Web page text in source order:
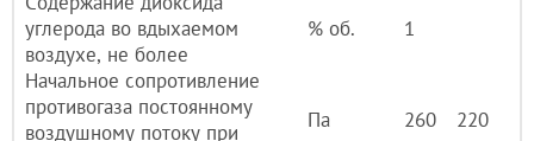
углерода во вдыхаемом
воздухе, не более
% об.
1
Начальное сопротивление
противогаза постоянному
воздушному потоку при
Па 260 220